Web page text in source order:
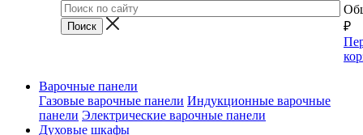
₽
Варочные панели
Газовые варочные панели Индукционные варочные
панели Электрические варочные панели
Духовые шкафы